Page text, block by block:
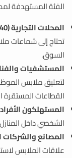
الفئة المستهدفة
المحلات التجارية (40%)
تحتاج إلى شماعات
السوق.
المستشفيات
لتعليق ملابس
القطاعات
المستهلكون الأفراد
الشخصي داخل
المصانع والشركات
علاقات الملابس